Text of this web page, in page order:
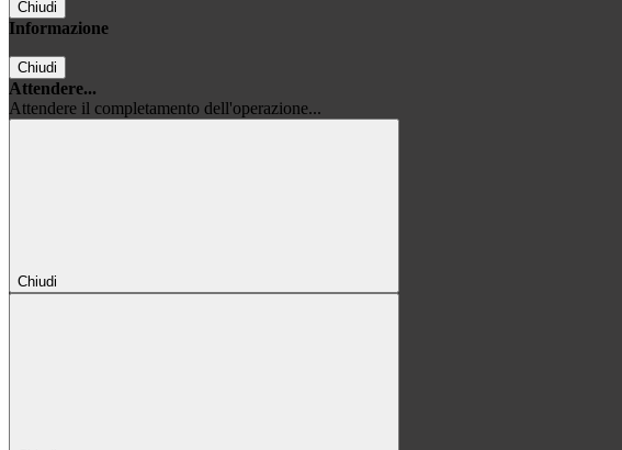
Chiudi
Informazione
Chiudi
Attendere...
Attendere il completamento dell'operazione...
Chiudi